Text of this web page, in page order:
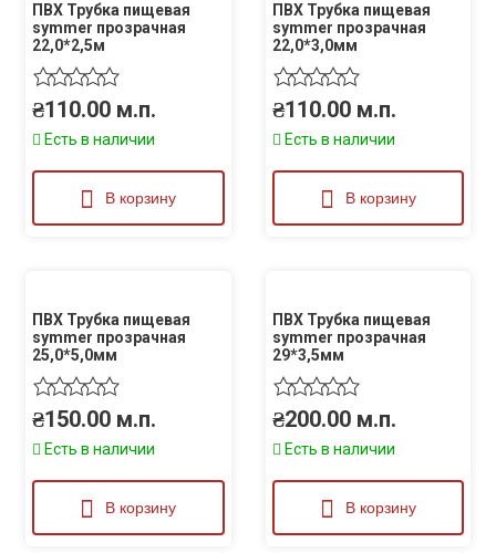
ПВХ Трубка пищевая
symmer прозрачная
22,0*2,5м
₴110.00 м.п.
Есть в наличии
В корзину
ПВХ Трубка пищевая
symmer прозрачная
22,0*3,0мм
₴110.00 м.п.
Есть в наличии
В корзину
ПВХ Трубка пищевая
symmer прозрачная
25,0*5,0мм
₴150.00 м.п.
Есть в наличии
В корзину
ПВХ Трубка пищевая
symmer прозрачная
29*3,5мм
₴200.00 м.п.
Есть в наличии
В корзину